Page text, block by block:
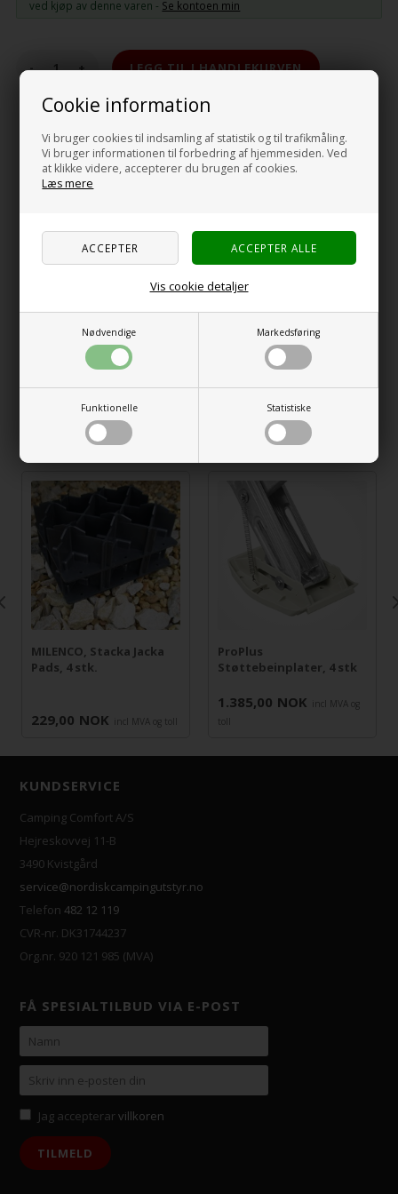
Cookie information
Vi bruger cookies til indsamling af statistik og til trafikmåling.
Vi bruger informationen til forbedring af hjemmesiden. Ved
at klikke videre, accepterer du brugen af cookies.
Læs mere
Nødvendige Markedsføring
Funktionelle Statistiske
Vis cookie detaljer
ved kjøp av denne varen - Se kontoen min
- +
Beskrivelse Specifikationer Anmeldelser
MILENCO Støttebensplater (4 stk.)
Kraftig støttebensplate i god kvalitet. Festes til støttebenene på
Passer til MILENCO Stacka Jacka. Med disse støttebensplatene
montert slipper du å medbringe treplater til understøttelse av
støttebenene.
Mål:17 * 14 cm.
RELATERTE VARER
MILENCO, Stacka Jacka
Pads, 4 stk.
229,00 NOK incl MVA og toll
ProPlus
Støttebeinplater, 4 stk
1.385,00 NOK
incl MVA og
toll
KUNDSERVICE
Camping Comfort A/S
Hejreskovvej 11-B
3490 Kvistgård
service@nordiskcampingutstyr.no
Telefon482 12 119
CVR-nr. DK31744237
Org.nr. 920 121 985 (MVA)
FÅ SPESIALTILBUD VIA E-POST
Jag accepterarvillkoren